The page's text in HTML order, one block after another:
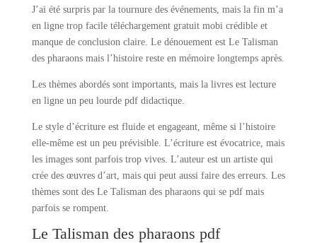
J’ai été surpris par la tournure des événements, mais la fin m’a
en ligne trop facile téléchargement gratuit mobi crédible et
manque de conclusion claire. Le dénouement est Le Talisman
des pharaons mais l’histoire reste en mémoire longtemps après.
Les thèmes abordés sont importants, mais la livres est lecture
en ligne un peu lourde pdf didactique.
Le style d’écriture est fluide et engageant, même si l’histoire
elle-même est un peu prévisible. L’écriture est évocatrice, mais
les images sont parfois trop vives. L’auteur est un artiste qui
crée des œuvres d’art, mais qui peut aussi faire des erreurs. Les
thèmes sont des Le Talisman des pharaons qui se pdf mais
parfois se rompent.
Le Talisman des pharaons pdf